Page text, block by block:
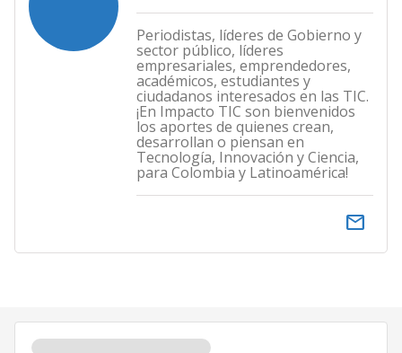
Periodistas, líderes de Gobierno y
sector público, líderes
empresariales, emprendedores,
académicos, estudiantes y
ciudadanos interesados en las TIC.
¡En Impacto TIC son bienvenidos
los aportes de quienes crean,
desarrollan o piensan en
Tecnología, Innovación y Ciencia,
para Colombia y Latinoamérica!
email